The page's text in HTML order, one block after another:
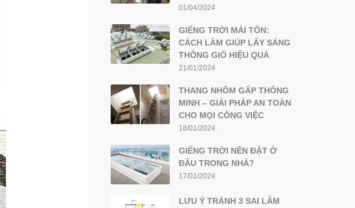
01/04/2024
GIẾNG TRỜI MÁI TÔN:
CÁCH LÀM GIÚP LẤY SÁNG
THÔNG GIÓ HIỆU QUẢ
21/01/2024
THANG NHÔM GẤP THÔNG
MINH – GIẢI PHÁP AN TOÀN
CHO MỌI CÔNG VIỆC
18/01/2024
GIẾNG TRỜI NÊN ĐẶT Ở
ĐÂU TRONG NHÀ?
17/01/2024
LƯU Ý TRÁNH 3 SAI LẦM